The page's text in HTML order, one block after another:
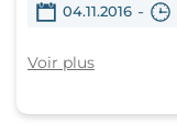
04.11.2016 -
Voir plus